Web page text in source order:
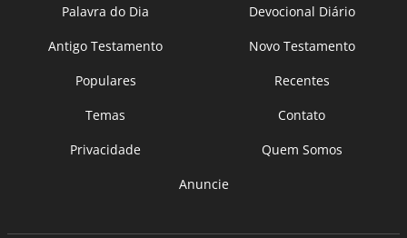
Palavra do Dia
Devocional Diário
Antigo Testamento
Novo Testamento
Populares
Recentes
Temas
Contato
Privacidade
Quem Somos
Anuncie